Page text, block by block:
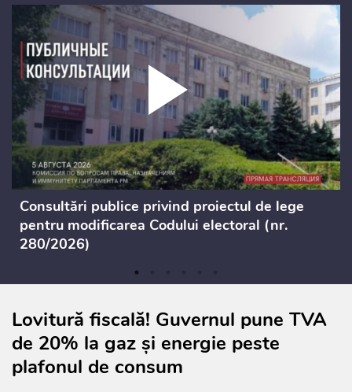
Consultări publice privind proiectul de lege
pentru modificarea Codului electoral (nr.
280/2026)
Lovitură fiscală! Guvernul pune TVA
de 20% la gaz și energie peste
plafonul de consum